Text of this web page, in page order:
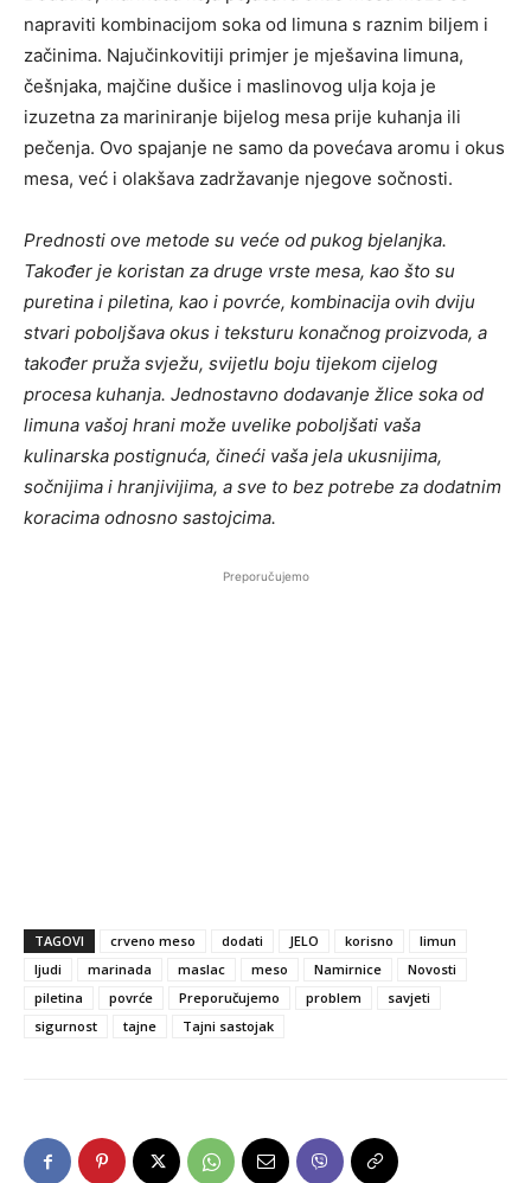
napraviti kombinacijom soka od limuna s raznim biljem i
začinima. Najučinkovitiji primjer je mješavina limuna,
češnjaka, majčine dušice i maslinovog ulja koja je
izuzetna za mariniranje bijelog mesa prije kuhanja ili
pečenja. Ovo spajanje ne samo da povećava aromu i okus
mesa, već i olakšava zadržavanje njegove sočnosti.
Prednosti ove metode su veće od pukog bjelanjka.
Također je koristan za druge vrste mesa, kao što su
puretina i piletina, kao i povrće, kombinacija ovih dviju
stvari poboljšava okus i teksturu konačnog proizvoda, a
također pruža svježu, svijetlu boju tijekom cijelog
procesa kuhanja. Jednostavno dodavanje žlice soka od
limuna vašoj hrani može uvelike poboljšati vaša
kulinarska postignuća, čineći vaša jela ukusnijima,
sočnijima i hranjivijima, a sve to bez potrebe za dodatnim
koracima odnosno sastojcima.
Preporučujemo
TAGOVI crveno meso dodati JELO korisno
limun
ljudi
marinada maslac meso Namirnice
Novosti
piletina
povrće Preporučujemo problem
savjeti
sigurnost
tajne Tajni sastojak